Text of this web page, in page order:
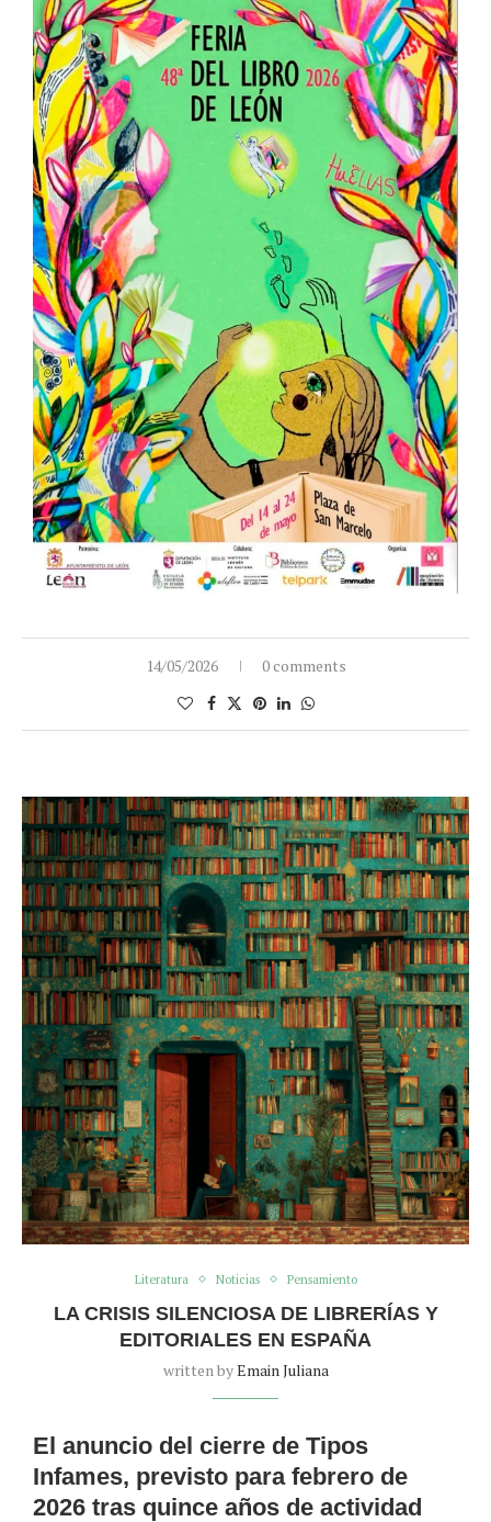
14/05/2026 0 comments
Literatura Noticias Pensamiento
LA CRISIS SILENCIOSA DE LIBRERÍAS Y
EDITORIALES EN ESPAÑA
written byEmain Juliana
El anuncio del cierre de Tipos
Infames, previsto para febrero de
2026 tras quince años de actividad